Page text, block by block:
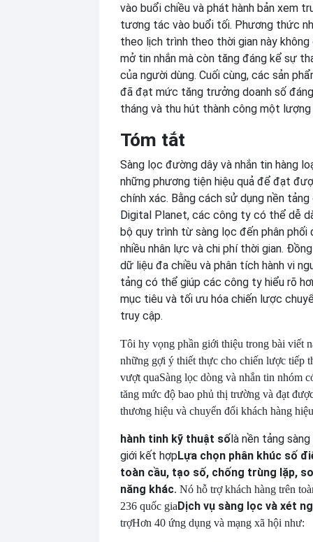
vào buổi chiều và phát hành bản xem
tương tác vào buổi tối. Phương thức
theo lịch trình theo thời gian này
mở tin nhắn mà còn tăng đáng kể sự
của người dùng. Cuối cùng, các sản
đã đạt mức tăng trưởng doanh số
tháng và thu hút thành công một lượng
Tóm tắt
Sàng lọc đường dây và nhắn tin hàng
những phương tiện hiệu quả để đạt
chính xác. Bằng cách sử dụng nền
Digital Planet, các công ty có thể dễ
bộ quy trình từ sàng lọc đến phân
nhiều nhân lực và chi phí thời gian.
dữ liệu đa chiều và phân tích hành vi
tảng có thể giúp các công ty hiểu rõ
mục tiêu và tối ưu hóa chiến lược
truy cập.
Tôi hy vọng phần giới thiệu trong bài viết
những gợi ý thiết thực cho chiến lược tiếp
vượt quaSàng lọc dòng và nhắn tin nhóm
tăng mức độ bao phủ thị trường và đạt
thương hiệu và chuyển đổi khách hàng
hành tinh kỹ thuật sốlà nền tảng
giới kết hợpLựa chọn phân khúc số
toàn cầu, tạo số, chống trùng lặp,
năng khác. Nó hỗ trợ khách hàng trên
236 quốc giaDịch vụ sàng lọc và xét
trợHơn 40 ứng dụng và mạng xã hội như: